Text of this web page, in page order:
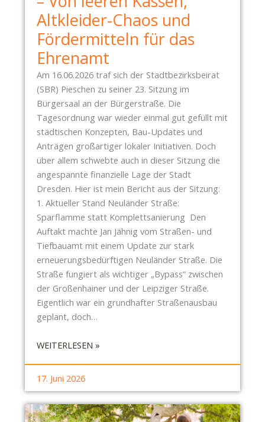
E
N
G
E
T
E
X
T
I
L
M
Ü
L
L
I
E
C
A
M
P
U
S
L
I
N
I
E
Z
E
R
S
T
Ö
R
E
N
L
Altkleider-Chaos und
Fördermitteln für das
Ehrenamt
Am 16.06.2026 traf sich der Stadtbezirksbeirat
(SBR) Pieschen zu seiner 23. Sitzung im
Bürgersaal an der Bürgerstraße. Die
Tagesordnung war wieder einmal gut gefüllt mit
städtischen Konzepten, Bau-Updates und
Anträgen großartiger lokaler Initiativen. Doch
über allem schwebte auch in dieser Sitzung die
angespannte finanzielle Lage der Stadt
Dresden. Hier ist mein Bericht aus der Sitzung:
1. Aktueller Stand Neuländer Straße:
Sparflamme statt Komplettsanierung Den
Auftakt machte Jan Jähnig vom Straßen- und
Tiefbauamt mit einem Update zur stark
erneuerungsbedürftigen Neuländer Straße. Die
Straße fungiert als wichtiger „Bypass“ zwischen
der Großenhainer und der Leipziger Straße.
Eigentlich war ein grundhafter Straßenausbau
geplant, doch…
WEITERLESEN »:
P
I
17. Juni 2026